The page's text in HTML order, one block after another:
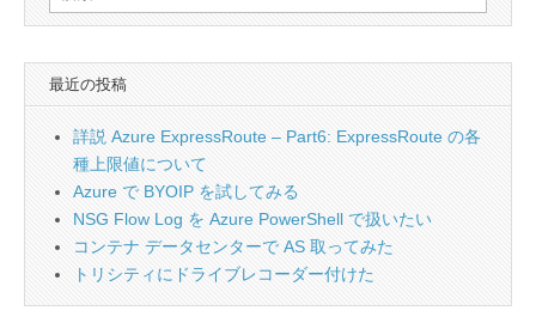
索:
最近の投稿
詳説 Azure ExpressRoute – Part6: ExpressRoute の各
種上限値について
Azure で BYOIP を試してみる
NSG Flow Log を Azure PowerShell で扱いたい
コンテナ データセンターで AS 取ってみた
トリシティにドライブレコーダー付けた